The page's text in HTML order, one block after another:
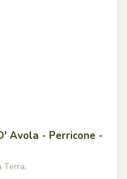
Avola - Perricone -
Terra.